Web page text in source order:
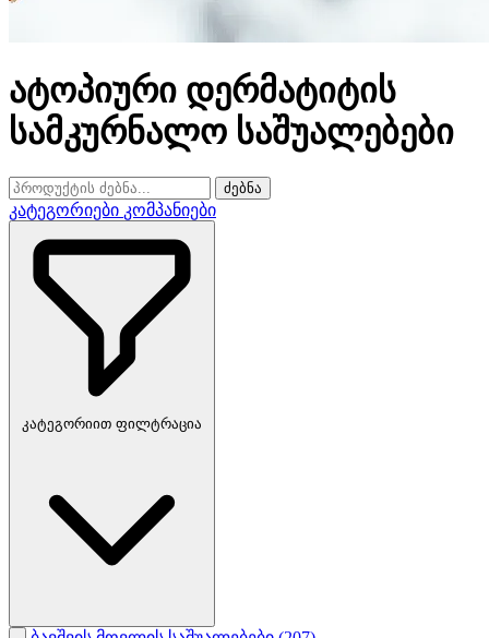
ატოპიური დერმატიტის
სამკურნალო საშუალებები
ძებნა
კატეგორიები კომპანიები
კატეგორიით ფილტრაცია